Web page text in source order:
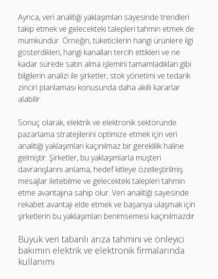
Ayrıca, veri analitiği yaklaşımları sayesinde trendleri
takip etmek ve gelecekteki talepleri tahmin etmek de
mümkündür. Örneğin, tüketicilerin hangi ürünlere ilgi
gösterdikleri, hangi kanalları tercih ettikleri ve ne
kadar sürede satın alma işlemini tamamladıkları gibi
bilgilerin analizi ile şirketler, stok yönetimi ve tedarik
zinciri planlaması konusunda daha akıllı kararlar
alabilir.
Sonuç olarak, elektrik ve elektronik sektöründe
pazarlama stratejilerini optimize etmek için veri
analitiği yaklaşımları kaçınılmaz bir gereklilik haline
gelmiştir. Şirketler, bu yaklaşımlarla müşteri
davranışlarını anlama, hedef kitleye özelleştirilmiş
mesajlar iletebilme ve gelecekteki talepleri tahmin
etme avantajına sahip olur. Veri analitiği sayesinde
rekabet avantajı elde etmek ve başarıya ulaşmak için
şirketlerin bu yaklaşımları benimsemesi kaçınılmazdır.
Büyük veri tabanlı arıza tahmini ve önleyici
bakımın elektrik ve elektronik firmalarında
kullanımı